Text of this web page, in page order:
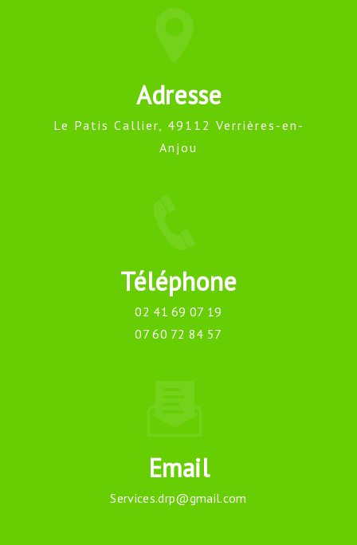
Adresse
Le Patis Callier, 49112 Verrières-en-
Anjou
Téléphone
02 41 69 07 19
07 60 72 84 57
Email
services.drp@gmail.com